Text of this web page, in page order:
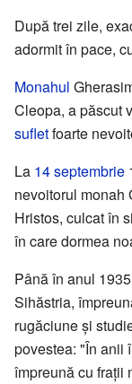
După trei zile,
adormit în pace,
Monahul
Cleopa, a păscut
sufletfoarte
La 14 septembrie
nevoitorul monah
Hristos, culcat în
în care dormea
Până în anul
Sihăstria,
rugăciune și
povestea: "În anii
împreună cu frații